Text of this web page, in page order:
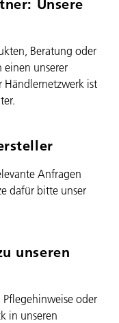
Beratung oder
einen unserer
Händlernetzwerk ist
Anfragen
dafür bitte unser
unseren
oder
in unseren